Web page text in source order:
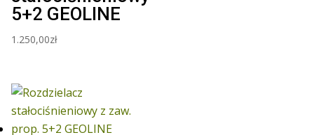
5+2 GEOLINE
1.250,00zł